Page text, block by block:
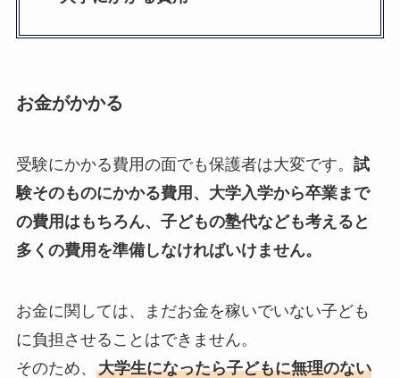
お金がかかる
受験にかかる費用の面でも保護者は大変です。 試
験そのものにかかる費用、大学入学から卒業まで
の費用はもちろん、子どもの塾代なども考えると
多くの費用を準備しなければいけません。
お金に関しては、まだお金を稼いでいない子ども
に負担させることはできません。
そのため、 大学生になったら子どもに無理のない